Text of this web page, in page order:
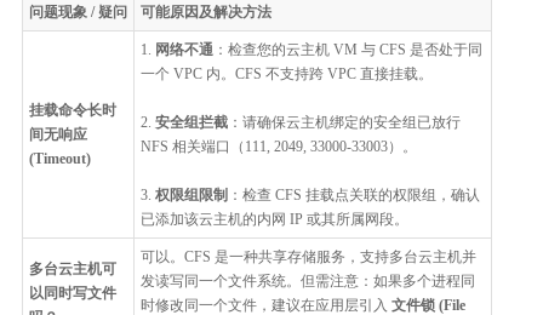
问题现象 / 疑问 可能原因及解决方法
挂载命令长时
间无响应
(Timeout)
1. 网络不通 ：检查您的云主机 VM 与 CFS 是否处于同
一个 VPC 内。CFS 不支持跨 VPC 直接挂载。
2. 安全组拦截 ：请确保云主机绑定的安全组已放行
NFS 相关端口（111, 2049, 33000-33003）。
3. 权限组限制 ：检查 CFS 挂载点关联的权限组，确认
已添加该云主机的内网 IP 或其所属网段。
多台云主机可
以同时写文件
可以。CFS 是一种共享存储服务，支持多台云主机并
发读写同一个文件系统。但需注意：如果多个进程同
时修改同一个文件，建议在应用层引入 文件锁 (File